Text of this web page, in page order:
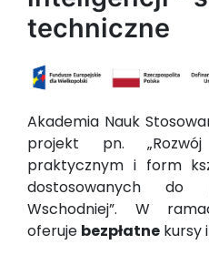
techniczne
Akademia Nauk
projekt pn.
praktycznym i form
dostosowanych do
Wschodniej”. W
oferuje bezpłatne kursy